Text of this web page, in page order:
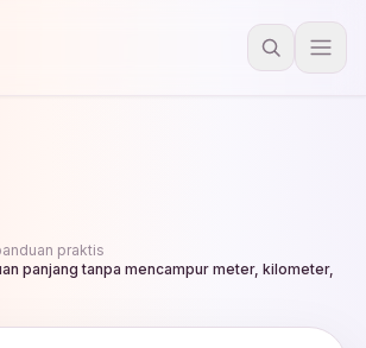
praktis
panjang tanpa mencampur meter, kilometer,